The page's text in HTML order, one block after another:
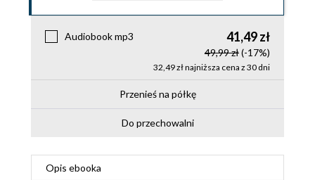
Audiobook mp3 41,49 zł
49,99 zł(-17%)
32,49 zł najniższa cena z 30 dni
Przenieś na półkę
Do przechowalni
Opis ebooka